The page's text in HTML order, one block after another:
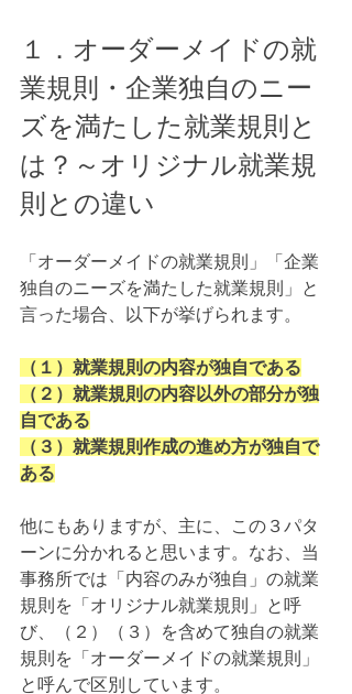
１．オーダーメイドの就
業規則・企業独自のニー
ズを満たした就業規則と
は？～オリジナル就業規
則との違い
「オーダーメイドの就業規則」「企業
独自のニーズを満たした就業規則」と
言った場合、以下が挙げられます。
（１）就業規則の内容が独自である
（２）就業規則の内容以外の部分が独
自である
（３）就業規則作成の進め方が独自で
ある
他にもありますが、主に、この３パタ
ーンに分かれると思います。なお、当
事務所では「内容のみが独自」の就業
規則を「オリジナル就業規則」と呼
び、（２）（３）を含めて独自の就業
規則を「オーダーメイドの就業規則」
と呼んで区別しています。